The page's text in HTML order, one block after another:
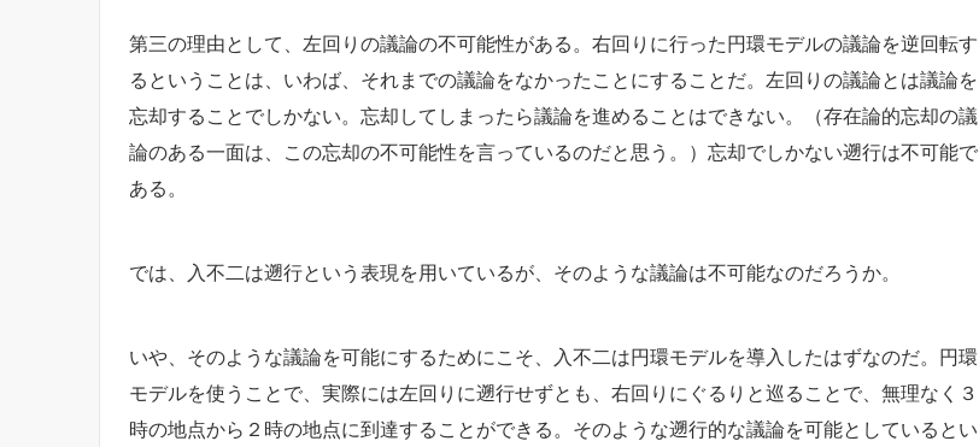
第三の理由として、左回りの議論の不可能性がある。右回りに行った円環モデルの議論を逆回転す
るということは、いわば、それまでの議論をなかったことにすることだ。左回りの議論とは議論を
忘却することでしかない。忘却してしまったら議論を進めることはできない。（存在論的忘却の議
論のある一面は、この忘却の不可能性を言っているのだと思う。）忘却でしかない遡行は不可能で
ある。
では、入不二は遡行という表現を用いているが、そのような議論は不可能なのだろうか。
いや、そのような議論を可能にするためにこそ、入不二は円環モデルを導入したはずなのだ。円環
モデルを使うことで、実際には左回りに遡行せずとも、右回りにぐるりと巡ることで、無理なく３
時の地点から２時の地点に到達することができる。そのような遡行的な議論を可能としているとい